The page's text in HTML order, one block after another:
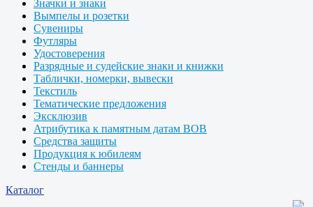
Значки и знаки
Вымпелы и розетки
Сувениры
Футляры
Удостоверения
Разрядные и судейские знаки и книжки
Таблички, номерки, вывески
Текстиль
Тематические предложения
Эксклюзив
Атрибутика к памятным датам ВОВ
Средства защиты
Продукция к юбилеям
Стенды и баннеры
Каталог